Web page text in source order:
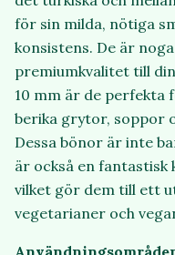
för sin milda, nötiga
konsistens. De är
premiumkvalitet till
10 mm är de perfekta
berika grytor, soppor
Dessa bönor är inte
är också en fantastisk
vilket gör dem till ett
vegetarianer och